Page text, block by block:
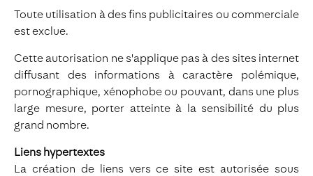
Toute utilisation à des fins publicitaires ou commerciale
est exclue.
Cette autorisation ne s'applique pas à des sites internet
diffusant des informations à caractère polémique,
pornographique, xénophobe ou pouvant, dans une plus
large mesure, porter atteinte à la sensibilité du plus
grand nombre.
Liens hypertextes
La création de liens vers ce site est autorisée sous